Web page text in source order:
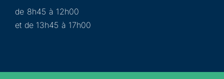
de 8h45 à 12h00
et de 13h45 à 17h00